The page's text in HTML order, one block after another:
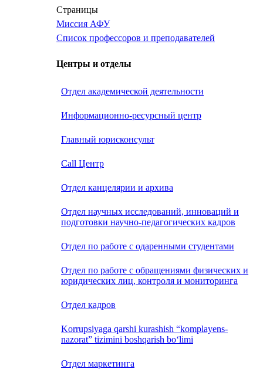
Страницы
Миссия АФУ
Список профессоров и преподавателей
Центры и отделы
Отдел академической деятельности
Информационно-ресурсный центр
Главный юрисконсульт
Call Центр
Oтдел канцелярии и архива
Отдел научных исследований, инноваций и
подготовки научно-педагогических кадров
Отдел по работе с одаренными студентами
Отдел по работе с обращениями физических и
юридических лиц, контроля и мониторинга
Отдел кадров
Korrupsiyaga qarshi kurashish “komplayens-
nazorat” tizimini boshqarish bo‘limi
Отдел маркетинга